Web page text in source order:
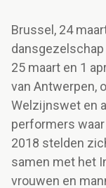
Brussel, 24
dansgezelschap
25 maart en 1
van Antwerpen,
Welzijnswet en
performers
2018 stelden
samen met het
vrouwen en